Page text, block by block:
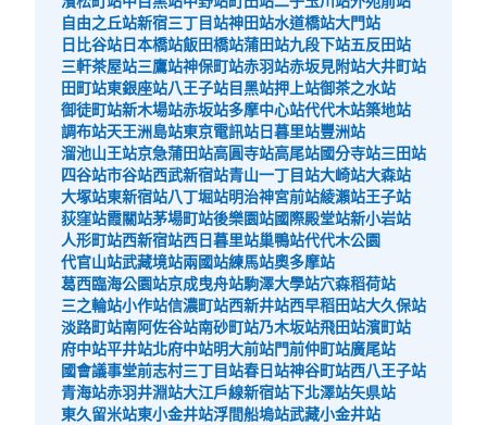
自由之丘站新宿三丁目站神田站水道橋站大門站
日比谷站日本橋站飯田橋站蒲田站九段下站五反田站
三軒茶屋站三鷹站神保町站赤羽站赤坂見附站大井町站
田町站東銀座站八王子站目黑站押上站御茶之水站
御徒町站新木場站赤坂站多摩中心站代代木站築地站
調布站天王洲島站東京電訊站日暮里站豐洲站
溜池山王站京急蒲田站高圓寺站高尾站國分寺站三田站
四谷站市谷站西武新宿站青山一丁目站大崎站大森站
大塚站東新宿站八丁堀站明治神宮前站綾瀨站王子站
荻窪站霞關站茅場町站後樂園站國際殿堂站新小岩站
人形町站西新宿站西日暮里站巢鴨站代代木公園
代官山站武藏境站兩國站練馬站奧多摩站
葛西臨海公園站京成曳舟站駒澤大學站穴森稻荷站
三之輪站小作站信濃町站西新井站西早稻田站大久保站
淡路町站南阿佐谷站南砂町站乃木坂站飛田站濱町站
府中站平井站北府中站明大前站門前仲町站廣尾站
國會議事堂前志村三丁目站春日站神谷町站西八王子站
青海站赤羽井淵站大江戶線新宿站下北澤站矢県站
東久留米站東小金井站浮間船塢站武藏小金井站